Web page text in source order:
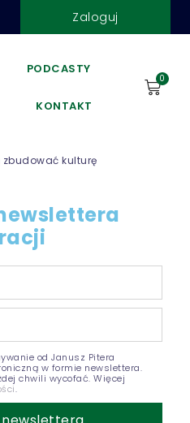
Zaloguj
PODCASTY
KONTAKT
0
zbudować kulturę
od Janusz Pitera
w formie newslettera.
chwili wycofać. Więcej
.